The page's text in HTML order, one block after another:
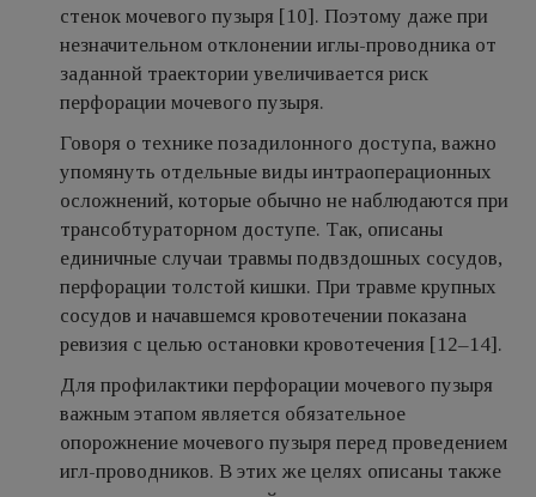
стенок мочевого пузыря [10]. Поэтому даже при
незначительном отклонении иглы-проводника от
заданной траектории увеличивается риск
перфорации мочевого пузыря.
Говоря о технике позадилонного доступа, важно
упомянуть отдельные виды интраоперационных
осложнений, которые обычно не наблюдаются при
трансобтураторном доступе. Так, описаны
единичные случаи травмы подвздошных сосудов,
перфорации толстой кишки. При травме крупных
сосудов и начавшемся кровотечении показана
ревизия с целью остановки кровотечения [12–14].
Для профилактики перфорации мочевого пузыря
важным этапом является обязательное
опорожнение мочевого пузыря перед проведением
игл-проводников. В этих же целях описаны также